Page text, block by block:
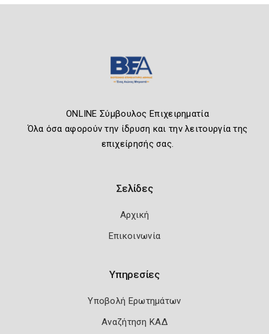
ONLINE Σύμβουλος Επιχειρηματία
Όλα όσα αφορούν την ίδρυση και την λειτουργία της
επιχείρησής σας.
Σελίδες
Αρχική
Επικοινωνία
Υπηρεσίες
Υποβολή Ερωτημάτων
Αναζήτηση ΚΑΔ